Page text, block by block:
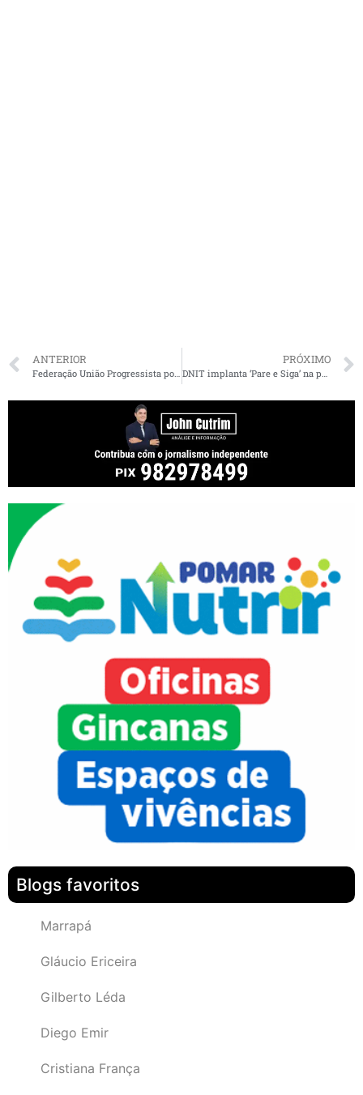
ANTERIOR
Federação União Progressista pode ficar independente no MA e Fufuca e Pedro Lucas podem ser candidatos
PRÓXIMO
DNIT implanta ‘Pare e Siga’ na ponte do Estreito dos Mosquitos, na BR-135/MA
Blogs favoritos
Marrapá
Gláucio Ericeira
Gilberto Léda
Diego Emir
Cristiana França